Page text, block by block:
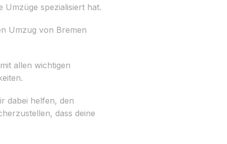
Umzüge spezialisiert hat.
Umzug von Bremen
allen wichtigen
dabei helfen, den
dass deine